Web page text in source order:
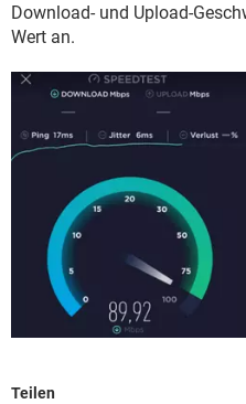
Download- und Upload-
Wert an.
Teilen